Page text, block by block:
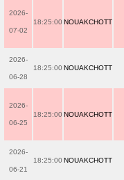
2026-
07-02
18:25:00 NOUAKCHOTT
2026-
06-28
18:25:00 NOUAKCHOTT
2026-
06-25
18:25:00 NOUAKCHOTT
2026-
06-21
18:25:00 NOUAKCHOTT